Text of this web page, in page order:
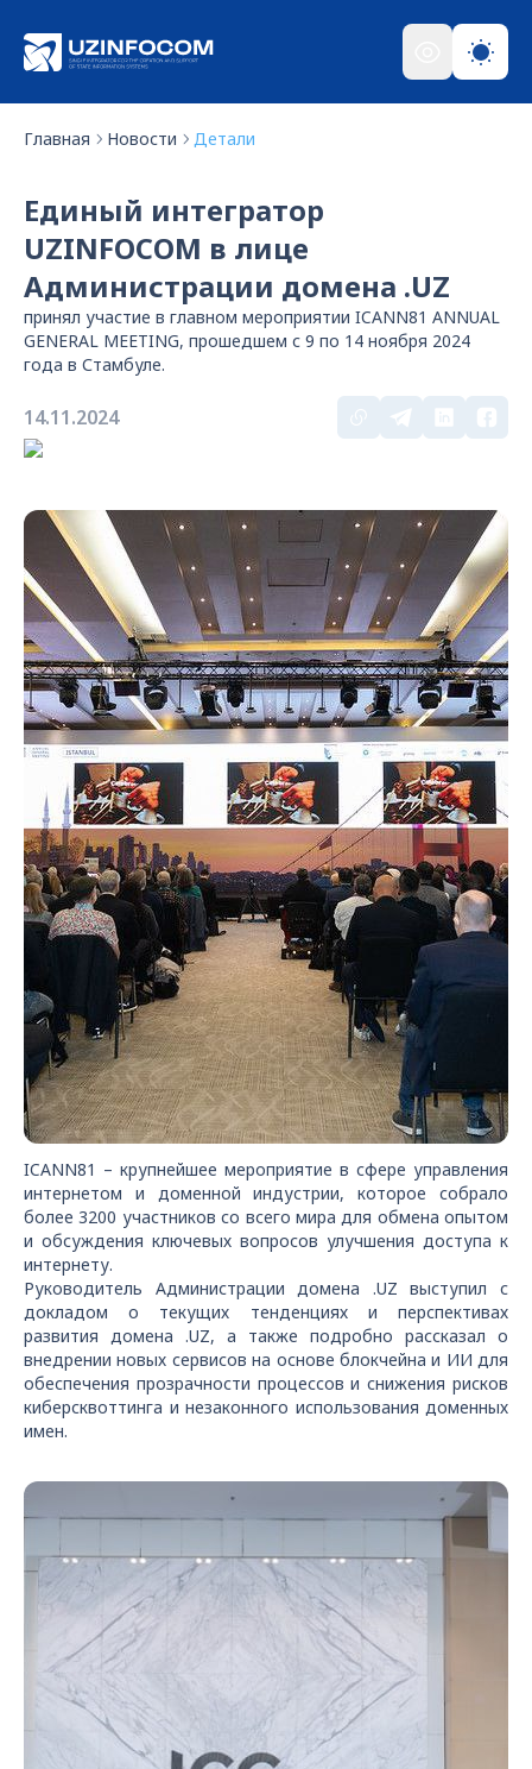
Главная Новости Детали
Единый интегратор
UZINFOCOM в лице
Администрации домена .UZ
принял участие в главном мероприятии ICANN81 ANNUAL
GENERAL MEETING, прошедшем с 9 по 14 ноября 2024
года в Стамбуле.
14.11.2024
ICANN81 – крупнейшее мероприятие в сфере управления
интернетом и доменной индустрии, которое собрало
более 3200 участников со всего мира для обмена опытом
и обсуждения ключевых вопросов улучшения доступа к
интернету.
Руководитель Администрации домена .UZ выступил с
докладом о текущих тенденциях и перспективах
развития домена .UZ, а также подробно рассказал о
внедрении новых сервисов на основе блокчейна и ИИ для
обеспечения прозрачности процессов и снижения рисков
киберсквоттинга и незаконного использования доменных
имен.